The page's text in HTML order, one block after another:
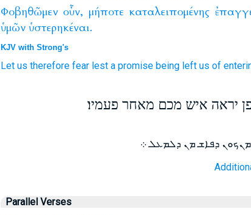
Φοβηθῶμεν οὖν, μήποτε καταλειπομένης
ὑμῶν ὑστερηκέναι.
KJV with Strong's
Let us therefore fear lest a promise being left us of
יראה איש מכם מאחר פעמיו׃
ܕܦܐܫ ܡܢ ܕܠܡܥܠ ܀
Parallel Verses